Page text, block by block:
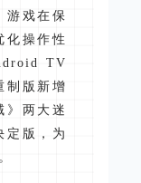
游戏在保
化操作性
TV
制版新增
》两大迷
定版，为